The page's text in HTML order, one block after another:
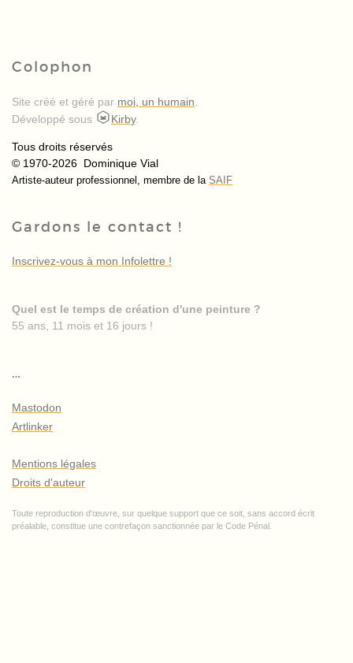
Colophon
Site créé et géré par moi, un humain
Développé sous
Kirby.
Tous droits réservés
© 1970-2026 Dominique Vial
Artiste-auteur professionnel, membre de la SAIF
Gardons le contact !
Inscrivez-vous à mon Infolettre !
Quel est le temps de création d'une peinture ?
55 ans, 11 mois et 16 jours !
…
Mastodon
Artlinker
Mentions légales
Droits d'auteur
Toute reproduction d'œuvre, sur quelque support que ce soit, sans accord écrit
préalable, constitue une contrefaçon sanctionnée par le Code Pénal.